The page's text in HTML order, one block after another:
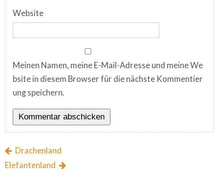
Website
Meinen Namen, meine E-Mail-Adresse und meine We
bsite in diesem Browser für die nächste Kommentier
ung speichern.
Drachenland
Elefantenland